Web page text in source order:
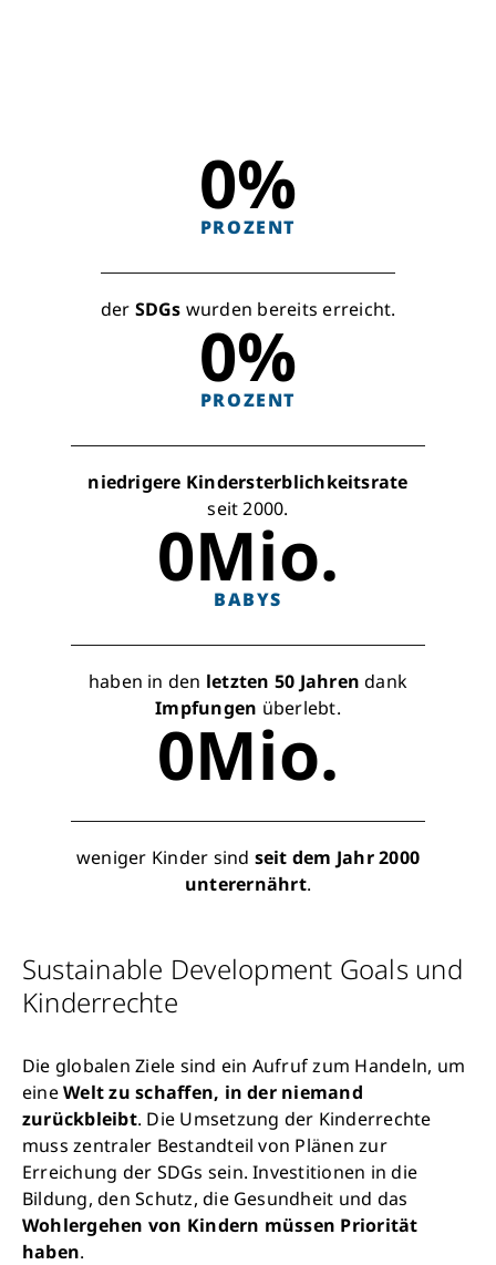
0%
PROZENT
niedrigere Kindersterblichkeitsrate
seit 2000.
0%
PROZENT
der SDGs wurden bereits erreicht.
0Mio.
BABYS
haben in den letzten 50 Jahren dank
Impfungen überlebt.
0Mio.
weniger Kinder sind seit dem Jahr 2000
unterernährt.
Sustainable Development Goals und
Kinderrechte
Die globalen Ziele sind ein Aufruf zum Handeln, um
eineWelt zu schaffen, in der niemand
zurückbleibt. Die Umsetzung der Kinderrechte
muss zentraler Bestandteil von Plänen zur
Erreichung der SDGs sein. Investitionen in die
Bildung, den Schutz, die Gesundheit und das
Wohlergehen von Kindern müssen Priorität
haben.